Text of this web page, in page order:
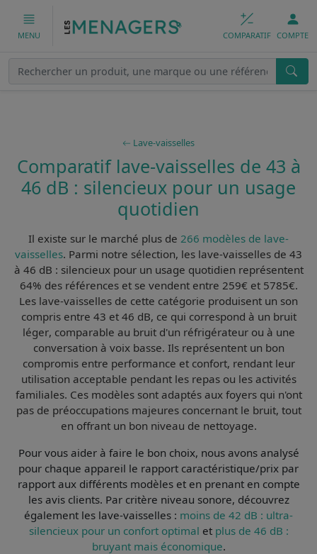
MENU COMPARATIF COMPTE
Lave-vaisselles
Comparatif lave-vaisselles de 43 à
46 dB : silencieux pour un usage
quotidien
Il existe sur le marché plus de 266 modèles de lave-
vaisselles. Parmi notre sélection, les lave-vaisselles de 43
à 46 dB : silencieux pour un usage quotidien représentent
64% des références et se vendent entre 259€ et 5785€.
Les lave-vaisselles de cette catégorie produisent un son
compris entre 43 et 46 dB, ce qui correspond à un bruit
léger, comparable au bruit d'un réfrigérateur ou à une
conversation à voix basse. Ils représentent un bon
compromis entre performance et confort, rendant leur
utilisation acceptable pendant les repas ou les activités
familiales. Ces modèles sont adaptés aux foyers qui n'ont
pas de préoccupations majeures concernant le bruit, tout
en offrant un bon niveau de nettoyage.
Pour vous aider à faire le bon choix, nous avons analysé
pour chaque appareil le rapport caractéristique/prix par
rapport aux différents modèles et en prenant en compte
les avis clients. Par critère niveau sonore, découvrez
également les lave-vaisselles : moins de 42 dB : ultra-
silencieux pour un confort optimal et plus de 46 dB :
bruyant mais économique.